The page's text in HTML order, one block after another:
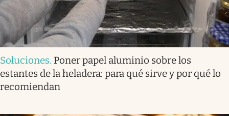
Soluciones. Poner papel aluminio sobre los
estantes de la heladera: para qué sirve y por qué lo
recomiendan